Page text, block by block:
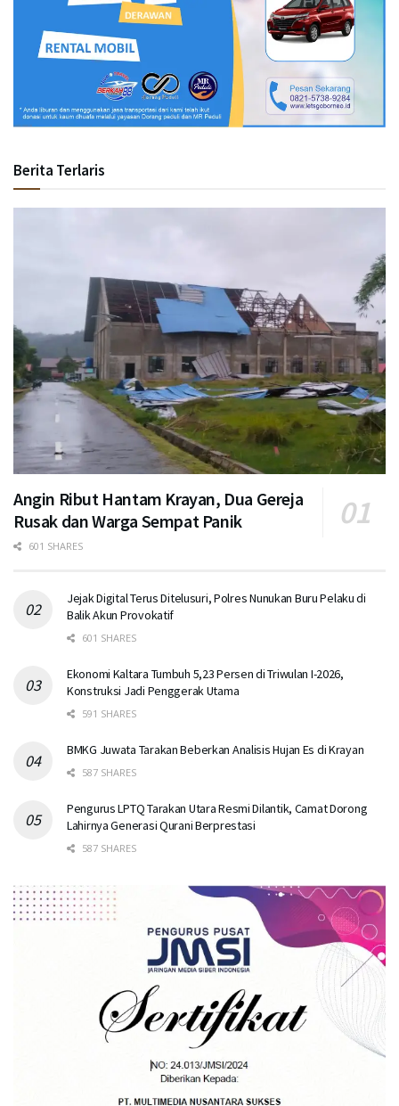
Berita Terlaris
Angin Ribut Hantam Krayan, Dua Gereja
Rusak dan Warga Sempat Panik
601 SHARES
Jejak Digital Terus Ditelusuri, Polres Nunukan Buru Pelaku di
Balik Akun Provokatif
601 SHARES
Ekonomi Kaltara Tumbuh 5,23 Persen di Triwulan I-2026,
Konstruksi Jadi Penggerak Utama
591 SHARES
BMKG Juwata Tarakan Beberkan Analisis Hujan Es di Krayan
587 SHARES
Pengurus LPTQ Tarakan Utara Resmi Dilantik, Camat Dorong
Lahirnya Generasi Qurani Berprestasi
587 SHARES